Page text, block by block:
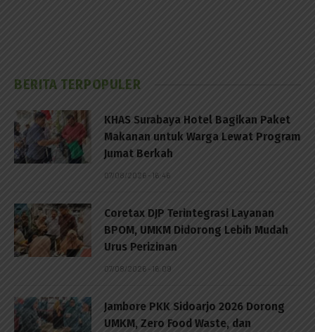
BERITA TERPOPULER
KHAS Surabaya Hotel Bagikan Paket
Makanan untuk Warga Lewat Program
Jumat Berkah
07/08/2026 - 16:46
Coretax DJP Terintegrasi Layanan
BPOM, UMKM Didorong Lebih Mudah
Urus Perizinan
07/08/2026 - 16:09
Jambore PKK Sidoarjo 2026 Dorong
UMKM, Zero Food Waste, dan